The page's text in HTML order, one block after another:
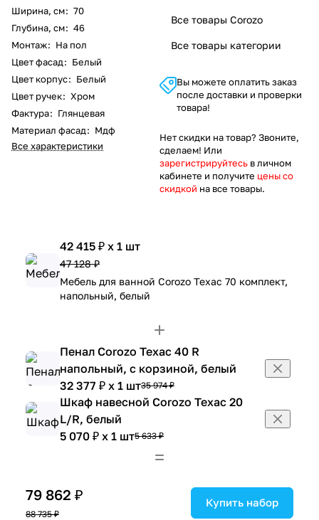
Ширина, см: 70
Глубина, см: 46
Монтаж: На пол
Цвет фасад: Белый
Цвет корпус: Белый
Цвет ручек: Хром
Фактура: Глянцевая
Материал фасад: Мдф
Все характеристики
Все товары Corozo
Все товары категории
Вы можете оплатить заказ
после доставки и проверки
товара!
Нет скидки на товар? Звоните,
сделаем! Или
зарегистрируйтесь в личном
кабинете и получите цены со
скидкой на все товары.
42 415 ₽ x 1 шт
47 128 ₽
Мебель для ванной Corozo Техас 70 комплект,
напольный, белый
Пенал Corozo Техас 40 R
напольный, с корзиной, белый
32 377 ₽ x 1 шт35 974 ₽
Шкаф навесной Corozo Техас 20
L/R, белый
5 070 ₽ x 1 шт5 633 ₽
79 862 ₽
88 735 ₽
Купить набор